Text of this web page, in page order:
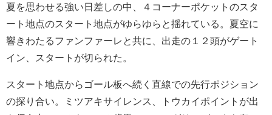
夏を思わせる強い日差しの中、４コーナーポケットのスタ
ート地点のスタート地点がゆらゆらと揺れている。夏空に
響きわたるファンファーレと共に、出走の１２頭がゲート
イン、スタートが切られた。
スタート地点からゴール板へ続く直線での先行ポジション
の探り合い。ミツアキサイレンス、トウカイポイントが出